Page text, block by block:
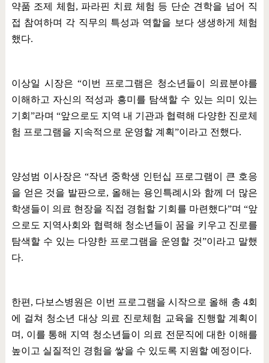
약품 조제 체험, 파라핀 치료 체험 등 단순 견학을 넘어 직
접 참여하며 각 직무의 특성과 역할을 보다 생생하게 체험
했다.
이상일 시장은 “이번 프로그램은 청소년들이 의료분야를
이해하고 자신의 적성과 흥미를 탐색할 수 있는 의미 있는
기회 ”라며 “앞으로도 지역 내 기관과 협력해 다양한 진로체
험 프로그램을 지속적으로 운영할 계획”이라고 전했다.
양성범 이사장은 “작년 중학생 인턴십 프로그램이 큰 호응
을 얻은 것을 발판으로, 올해는 용인특례시와 함께 더 많은
학생들이 의료 현장을 직접 경험할 기회를 마련했다”며“앞
으로도 지역사회와 협력해 청소년들이 꿈을 키우고 진로를
탐색할 수 있는 다양한 프로그램을 운영할 것”이라고 말했
다.
한편 , 다보스병원은 이번 프로그램을 시작으로 올해 총4회
에 걸쳐 청소년 대상 의료 진로체험 교육을 진행할 계획이
며 , 이를 통해 지역 청소년들이 의료 전문직에 대한 이해를
높이고 실질적인 경험을 쌓을 수 있도록 지원할 예정이다.